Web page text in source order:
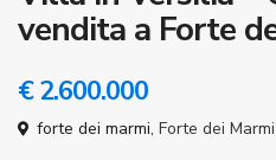
vendita a Forte
€ 2.600.000
forte dei marmi,Forte dei Marmi